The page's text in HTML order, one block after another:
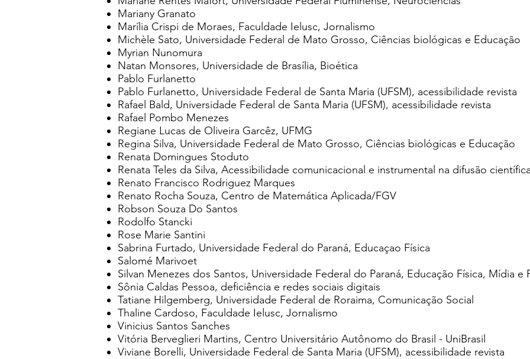
Mariany Granato
Marília Crispi de Moraes, Faculdade Ielusc, Jornalismo
Michèle Sato, Universidade Federal de Mato Grosso, Ciências biológicas e Educação
Myrian Nunomura
Natan Monsores, Universidade de Brasília, Bioética
Pablo Furlanetto
Pablo Furlanetto, Universidade Federal de Santa Maria (UFSM), acessibilidade revista
Rafael Bald, Universidade Federal de Santa Maria (UFSM), acessibilidade revista
Rafael Pombo Menezes
Regiane Lucas de Oliveira Garcêz, UFMG
Regina Silva, Universidade Federal de Mato Grosso, Ciências biológicas e Educação
Renata Domingues Stoduto
Renata Teles da Silva, Acessibilidade comunicacional e instrumental na difusão
Renato Francisco Rodriguez Marques
Renato Rocha Souza, Centro de Matemática Aplicada/FGV
Robson Souza Do Santos
Rodolfo Stancki
Rose Marie Santini
Sabrina Furtado, Universidade Federal do Paraná, Educaçao Física
Salomé Marivoet
Silvan Menezes dos Santos, Universidade Federal do Paraná, Educação Física, Mídia e
Sônia Caldas Pessoa, deficiência e redes sociais digitais
Tatiane Hilgemberg, Universidade Federal de Roraima, Comunicação Social
Thaline Cardoso, Faculdade Ielusc, Jornalismo
Vinicius Santos Sanches
Vitória Berveglieri Martins, Centro Universitário Autônomo do Brasil - UniBrasil
Viviane Borelli, Universidade Federal de Santa Maria (UFSM), acessibilidade revista